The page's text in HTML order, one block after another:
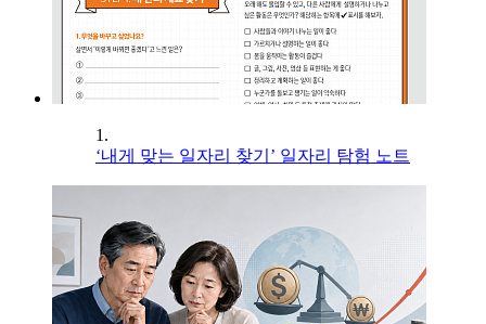
1.
‘내게 맞는 일자리 찾기’ 일자리 탐험 노트